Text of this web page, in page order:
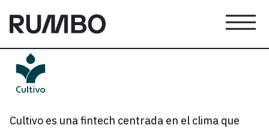
Cultivo es una fintech centrada en el clima que